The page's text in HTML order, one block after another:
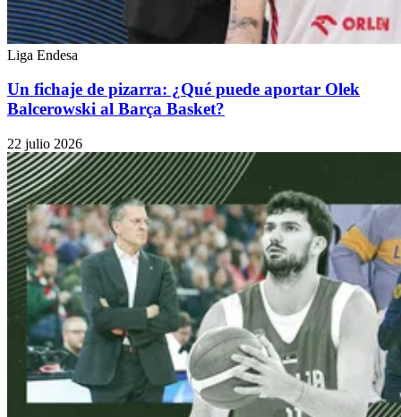
Liga Endesa
Un fichaje de pizarra: ¿Qué puede aportar Olek
Balcerowski al Barça Basket?
22 julio 2026